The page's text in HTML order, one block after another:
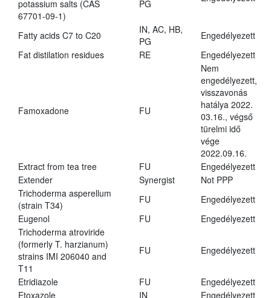
potassium salts (CAS
67701-09-1)
PG
Fatty acids C7 to C20
IN, AC, HB,
PG
Engedélyezett
Fat distilation residues
RE Engedélyezett
Famoxadone FU
Nem
engedélyezett,
visszavonás
hatálya 2022.
03.16., végső
türelmi idő
vége
2022.09.16.
Extract from tea tree
FU
Engedélyezett
Extender
Synergist
Not PPP
Trichoderma asperellum
(strain T34)
FU
Engedélyezett
Eugenol
FU
Engedélyezett
Trichoderma atroviride
(formerly T. harzianum)
strains IMI 206040 and
T11
FU Engedélyezett
Etridiazole FU
Engedélyezett
Etoxazole
IN
Engedélyezett